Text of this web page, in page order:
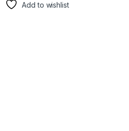
Add to wishlist